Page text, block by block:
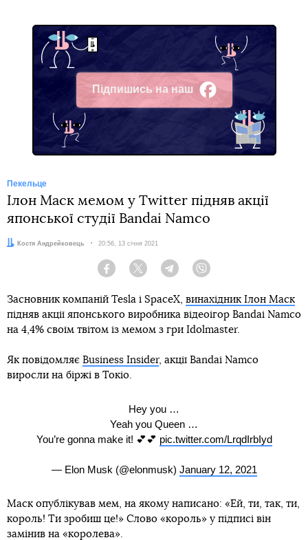
Підпишись на наш
Facebook
Пекельце
Ілон Маск мемом у Twitter підняв акції
японської студії Bandai Namco
Автор:Костя Андрейковець Дата:
20:56, 13 січня 2021
Facebook Twitter Telegram
Засновник компаній Tesla і SpaceX, винахідник Ілон Маск
підняв акції японського виробника відеоігор Bandai Namco
на 4,4% своїм твітом із мемом з гри Idolmaster.
Як повідомляє Business Insider, акції Bandai Namco
виросли на біржі в Токіо.
Hey you …
Yeah you Queen …
You’re gonna make it! 💕💕 pic.twitter.com/LrqdIrbIyd
— Elon Musk (@elonmusk) January 12, 2021
Маск опублікував мем, на якому написано: «Ей, ти, так, ти,
король! Ти зробиш це!» Слово «король» у підписі він
замінив на «королева».